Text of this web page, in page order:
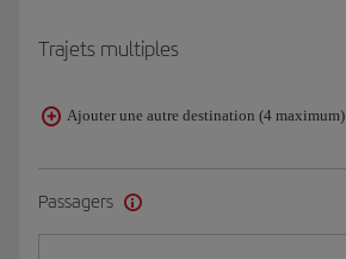
Trajets multiples
Ajouter une autre destination (4 maximum)
Passagers